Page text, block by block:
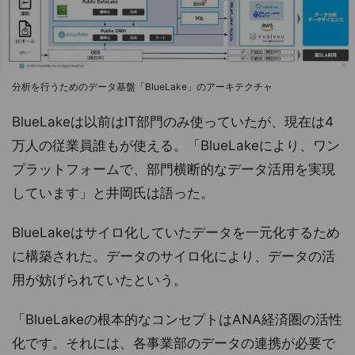
分析を行うためのデータ基盤「BlueLake」のアーキテクチャ
BlueLakeは以前はIT部門のみ使っていたが、現在は4
万人の従業員誰もが使える。「BlueLakeにより、ワン
プラットフォームで、部門横断的なデータ活用を実現
しています」と井岡氏は語った。
BlueLakeはサイロ化していたデータを一元化するため
に構築された。データのサイロ化により、データの活
用が妨げられていたという。
「BlueLakeの根本的なコンセプトはANA経済圏の活性
化です。それには、各事業部のデータの連携が必要で